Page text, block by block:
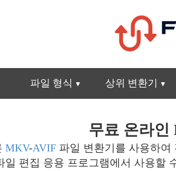
파일 형식 상위 변환기
무료 온라인
MKV-AVIF 파일 변환기를 사용하
일 편집 응용 프로그램에서 사용할